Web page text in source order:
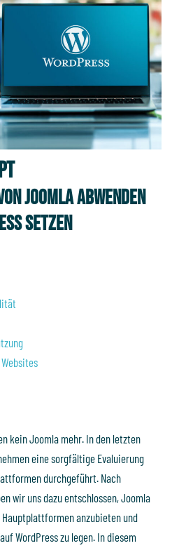
Joomla abwenden
setzen
kein Joomla mehr. In den letzten
eine sorgfältige Evaluierung
durchgeführt. Nach
wir uns dazu entschlossen, Joomla
anzubieten und
WordPress zu legen. In diesem